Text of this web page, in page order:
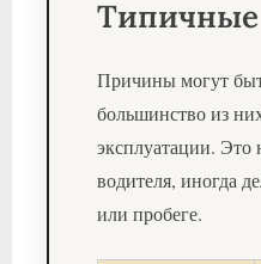
Причины могут
большинство из
эксплуатации. Это
водителя, иногда
или пробеге.